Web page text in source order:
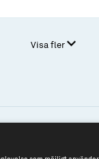
Visa fler